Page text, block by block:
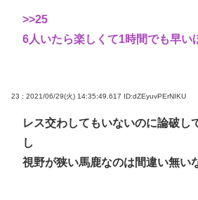
>>25
6人いたら楽しくて1時間でも早い
23 : 2021/06/29(火) 14:35:49.617 ID:dZEyuvPErNIKU
レス交わしてもいないのに論破し
し
視野が狭い馬鹿なのは間違い無い